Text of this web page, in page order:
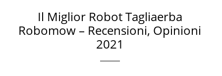
Il Miglior Robot Tagliaerba
Robomow – Recensioni, Opinioni
2021